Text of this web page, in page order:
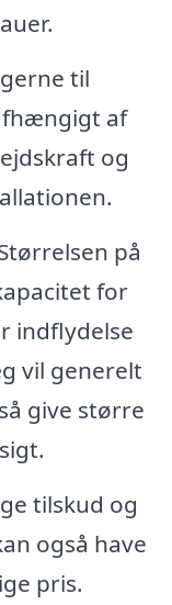
til
af
og
på
for
indflydelse
vil generelt
give større
tilskud og
også have
pris.